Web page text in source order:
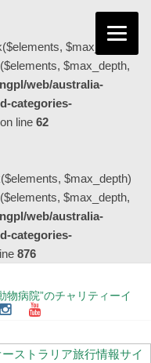
$max_depth)
$max_depth,
web/australia-
categories-
on line 62
$max_depth)
$max_depth,
web/australia-
categories-
876
物病院”のチャリティーイ
季節 ～ジャカランダ物語